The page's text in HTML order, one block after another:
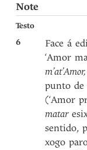
Note
Testo
6
Face á
‘Amor
m’at’Amor,
punto
(‘Amor
matar
sentido,
xogo